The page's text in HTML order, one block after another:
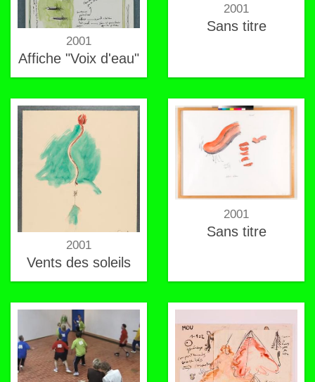
2001
Affiche "Voix d'eau"
2001
Sans titre
2001
Vents des soleils
2001
Sans titre